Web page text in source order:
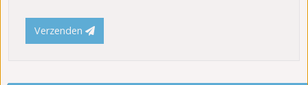
Verzenden